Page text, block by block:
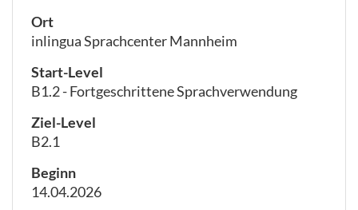
Ort
inlingua Sprachcenter Mannheim
Start-Level
B1.2 - Fortgeschrittene Sprachverwendung
Ziel-Level
B2.1
Beginn
14.04.2026